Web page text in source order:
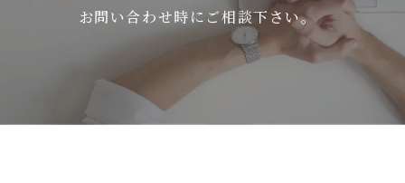
お問い合わせ時にご相談下さい。